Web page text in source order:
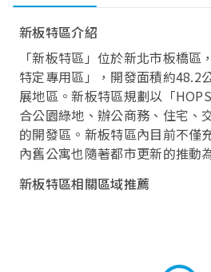
新板特區介紹
「新板特區」位於新北市板橋
特定專用區」，開發面積約48.2
展地區。新板特區規劃以「
合公園綠地、辦公商務、住宅、
的開發區。新板特區內目前不僅
內舊公寓也隨著都市更新的推動
新板特區相關區域推薦